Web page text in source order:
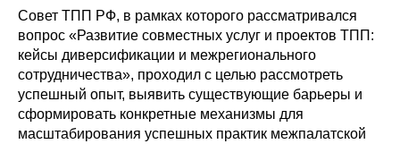
Совет ТПП РФ, в рамках которого рассматривался
вопрос «Развитие совместных услуг и проектов ТПП:
кейсы диверсификации и межрегионального
сотрудничества», проходил с целью рассмотреть
успешный опыт, выявить существующие барьеры и
сформировать конкретные механизмы для
масштабирования успешных практик межпалатской